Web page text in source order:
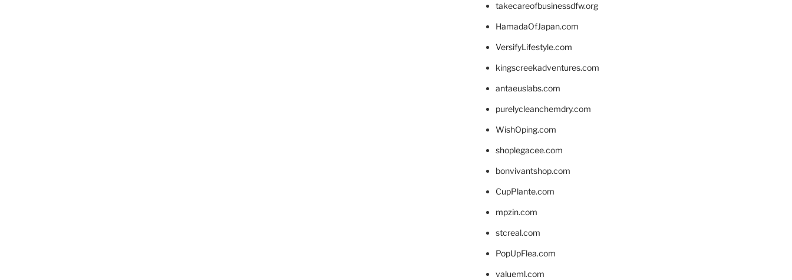
takecareofbusinessdfw.org
HamadaOfJapan.com
VersifyLifestyle.com
kingscreekadventures.com
antaeuslabs.com
purelycleanchemdry.com
WishOping.com
shoplegacee.com
bonvivantshop.com
CupPlante.com
mpzin.com
stcreal.com
PopUpFlea.com
valueml.com